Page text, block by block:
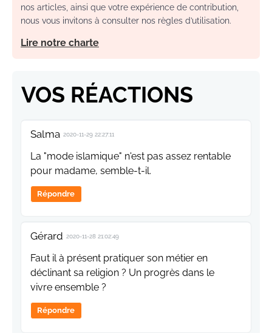
nos articles, ainsi que votre expérience de contribution,
nous vous invitons à consulter nos règles d’utilisation.
Lire notre charte
VOS RÉACTIONS
Salma 2020-11-29 22:27:11
La "mode islamique" n'est pas assez rentable
pour madame, semble-t-il.
Répondre
Gérard 2020-11-28 21:02:49
Faut il à présent pratiquer son métier en
déclinant sa religion ? Un progrès dans le
vivre ensemble ?
Répondre